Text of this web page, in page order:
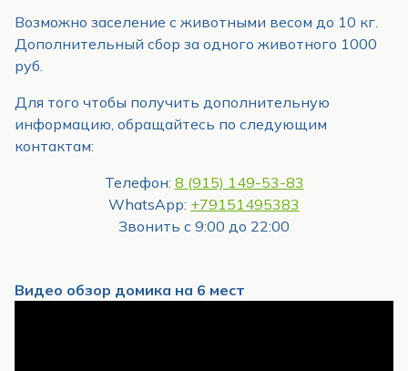
Возможно заселение с животными весом до 10 кг.
Дополнительный сбор за одного животного 1000
руб.
Для того чтобы получить дополнительную
информацию, обращайтесь по следующим
контактам:
Телефон: 8 (915) 149-53-83
WhatsApp: +79151495383
Звонить с 9:00 до 22:00
Видео обзор домика на 6 мест